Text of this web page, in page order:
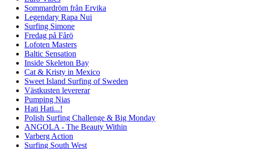
Sommardröm från Ervika
Legendary Rapa Nui
Surfing Simone
Fredag på Fårö
Lofoten Masters
Baltic Sensation
Inside Skeleton Bay
Cat & Kristy in Mexico
Sweet Island Surfing of Sweden
Västkusten levererar
Pumping Nias
Hati Hati...!
Polish Surfing Challenge & Big Monday
ANGOLA - The Beauty Within
Varberg Action
Surfing South West